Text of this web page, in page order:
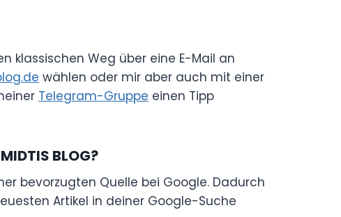
klassischen Weg über eine E-Mail an
wählen oder mir aber auch mit einer
Telegram-Gruppe einen Tipp
BLOG?
bevorzugten Quelle bei Google. Dadurch
Artikel in deiner Google-Suche